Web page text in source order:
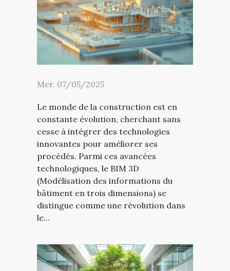
Mer. 07/05/2025
Le monde de la construction est en
constante évolution, cherchant sans
cesse à intégrer des technologies
innovantes pour améliorer ses
procédés. Parmi ces avancées
technologiques, le BIM 3D
(Modélisation des informations du
bâtiment en trois dimensions) se
distingue comme une révolution dans
le...